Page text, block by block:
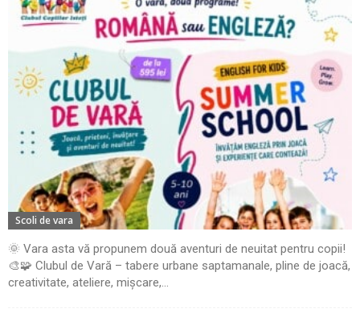
Scoli de vara
🌞 Vara asta vă propunem două aventuri de neuitat pentru copii!
🎨🧩 Clubul de Vară – tabere urbane saptamanale, pline de joacă,
creativitate, ateliere, mișcare,...